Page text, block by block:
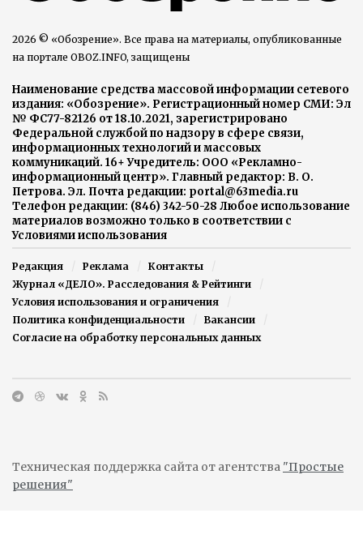
2026 © «Обозрение». Все права на материалы, опубликованные
на портале OBOZ.INFO, защищены
Наименование средства массовой информации сетевого
издания: «Обозрение». Регистрационный номер СМИ: Эл
№ ФС77-82126 от 18.10.2021, зарегистрировано
Федеральной службой по надзору в сфере связи,
информационных технологий и массовых
коммуникаций. 16+ Учредитель: ООО «Рекламно-
информационный центр». Главный редактор: В. О.
Петрова. Эл. Почта редакции: portal@63media.ru
Телефон редакции: (846) 342-50-28 Любое использование
материалов возможно только в соответствии с
Условиями использования
Редакция Реклама
Контакты
Журнал «ДЕЛО». Расследования & Рейтинги
Условия использования и ограничения
Политика конфиденциальности
Вакансии
Согласие на обработку персональных данных
Техническая поддержка сайта от агентства "Простые
решения"